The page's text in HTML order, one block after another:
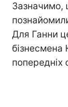
Зазначимо,
Для Ганни
бізнесмена
попередніх